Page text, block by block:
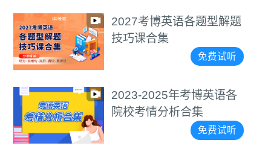
解题
试听
语各
试听
医学考博4000+词
通用考博4000+词
视频教程